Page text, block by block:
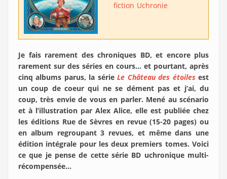
fiction Uchronie
Je fais rarement des chroniques BD, et encore plus
rarement sur des séries en cours… et pourtant, après
cinq albums parus, la série Le Château des étoiles est
un coup de coeur qui ne se dément pas et j’ai, du
coup, très envie de vous en parler. Mené au scénario
et à l’illustration par Alex Alice, elle est publiée chez
les éditions Rue de Sèvres en revue (15-20 pages) ou
en album regroupant 3 revues, et même dans une
édition intégrale pour les deux premiers tomes. Voici
ce que je pense de cette série BD uchronique multi-
récompensée…